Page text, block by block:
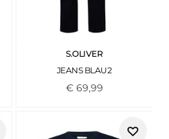
S.OLIVER
JEANS BLAU2
€ 69,99